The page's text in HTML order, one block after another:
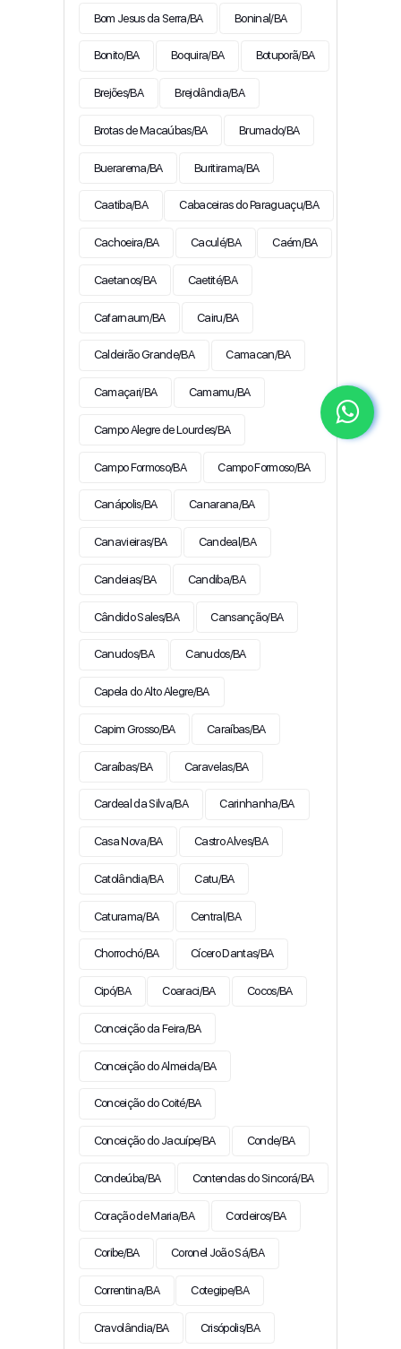
Bom Jesus da Serra/BA Boninal/BA
Bonito/BA Boquira/BA Botuporã/BA
Brejões/BA Brejolândia/BA
Brotas de Macaúbas/BA Brumado/BA
Buerarema/BA Buritirama/BA
Caatiba/BA Cabaceiras do Paraguaçu/BA
Cachoeira/BA Caculé/BA Caém/BA
Caetanos/BA Caetité/BA
Cafarnaum/BA Cairu/BA
Caldeirão Grande/BA Camacan/BA
Camaçari/BA Camamu/BA
Campo Alegre de Lourdes/BA
Campo Formoso/BA Campo Formoso/BA
Canápolis/BA Canarana/BA
Canavieiras/BA Candeal/BA
Candeias/BA Candiba/BA
Cândido Sales/BA Cansanção/BA
Canudos/BA Canudos/BA
Capela do Alto Alegre/BA
Capim Grosso/BA Caraíbas/BA
Caraíbas/BA Caravelas/BA
Cardeal da Silva/BA Carinhanha/BA
Casa Nova/BA Castro Alves/BA
Catolândia/BA Catu/BA
Caturama/BA Central/BA
Chorrochó/BA Cícero Dantas/BA
Cipó/BA Coaraci/BA Cocos/BA
Conceição da Feira/BA
Conceição do Almeida/BA
Conceição do Coité/BA
Conceição do Jacuípe/BA Conde/BA
Condeúba/BA Contendas do Sincorá/BA
Coração de Maria/BA Cordeiros/BA
Coribe/BA Coronel João Sá/BA
Correntina/BA Cotegipe/BA
Cravolândia/BA Crisópolis/BA